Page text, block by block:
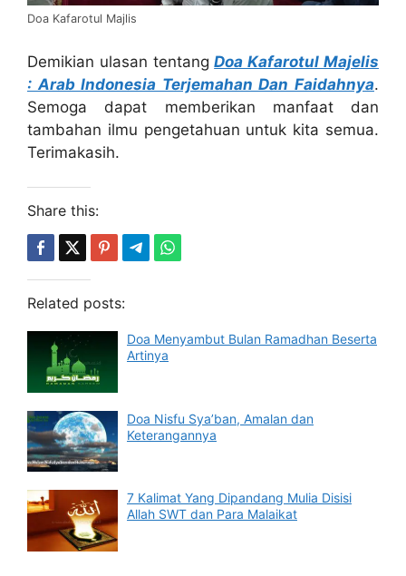
Doa Kafarotul Majlis
Demikian ulasan tentangDoa Kafarotul Majelis
: Arab Indonesia Terjemahan Dan Faidahnya.
Semoga dapat memberikan manfaat dan
tambahan ilmu pengetahuan untuk kita semua.
Terimakasih.
Share this:
Related posts:
Doa Menyambut Bulan Ramadhan Beserta
Artinya
Doa Nisfu Sya’ban, Amalan dan
Keterangannya
7 Kalimat Yang Dipandang Mulia Disisi
Allah SWT dan Para Malaikat